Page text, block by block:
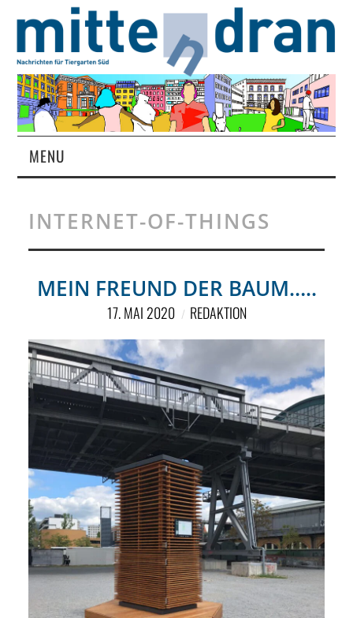
MENU
MAGAZIN
ÜBER UNS
NETZWERK
SPONSORING
INTERNET-OF-THINGS
MEIN FREUND DER BAUM…..
17. MAI 2020 REDAKTION